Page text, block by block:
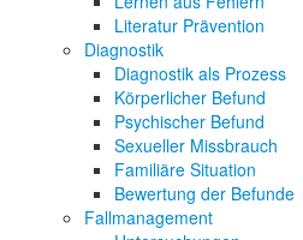
Literatur Prävention
Diagnostik
Diagnostik als Prozess
Körperlicher Befund
Psychischer Befund
Sexueller Missbrauch
Familiäre Situation
Bewertung der Befunde
Fallmanagement